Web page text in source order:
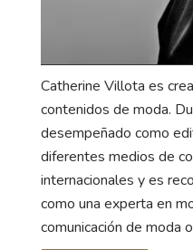
Catherine Villota es
contenidos de moda.
desempeñado como
diferentes medios de
internacionales y es
como una experta en
comunicación de moda